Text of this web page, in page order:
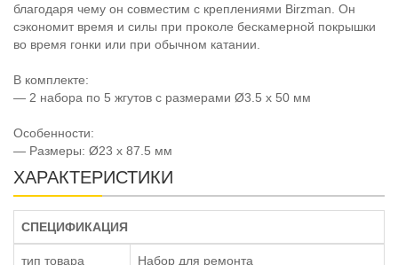
благодаря чему он совместим с креплениями Birzman. Он
сэкономит время и силы при проколе бескамерной покрышки
во время гонки или при обычном катании.
В комплекте:
— 2 набора по 5 жгутов с размерами Ø3.5 x 50 мм
Особенности:
— Размеры: Ø23 x 87.5 мм
ХАРАКТЕРИСТИКИ
СПЕЦИФИКАЦИЯ
тип товара Набор для ремонта